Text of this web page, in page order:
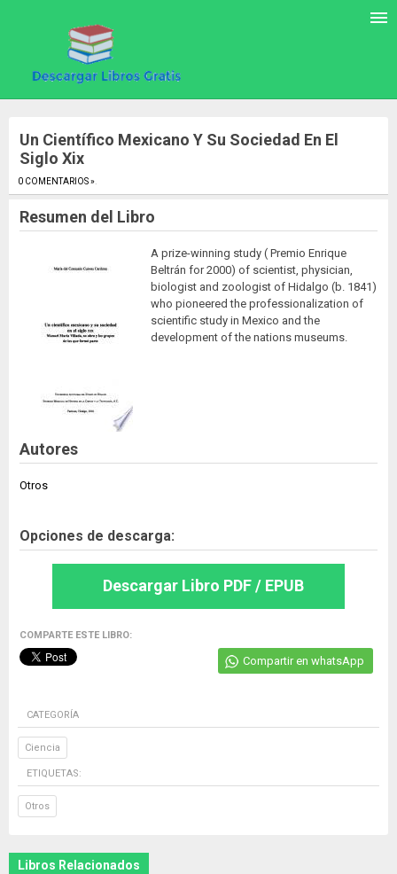
Un Científico Mexicano Y Su Sociedad En El
Siglo Xix
0 COMENTARIOS ».
Resumen del Libro
A prize-winning study ( Premio Enrique
Beltrán for 2000) of scientist, physician,
biologist and zoologist of Hidalgo (b. 1841)
who pioneered the professionalization of
scientific study in Mexico and the
development of the nations museums.
Autores
Otros
Opciones de descarga:
Descargar Libro PDF / EPUB
COMPARTE ESTE LIBRO:
Compartir en whatsApp
CATEGORÍA
Ciencia
ETIQUETAS:
Otros
Libros Relacionados